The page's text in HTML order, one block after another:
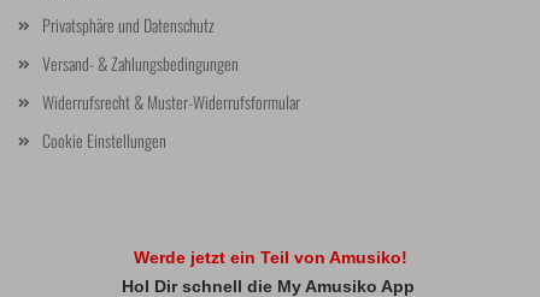
Privatsphäre und Datenschutz
Versand- & Zahlungsbedingungen
Widerrufsrecht & Muster-Widerrufsformular
Cookie Einstellungen
Werde jetzt ein Teil von Amusiko!
Hol Dir schnell die My Amusiko App